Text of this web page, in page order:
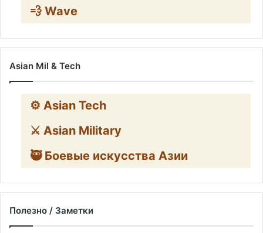
💨 Wave
Asian Mil & Tech
⚙️ Asian Tech
⚔️ Asian Military
🥷 Боевые искусства Азии
Полезно / Заметки